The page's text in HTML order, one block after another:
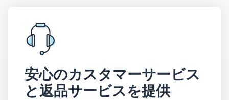
安心のカスタマーサービス
と返品サービスを提供